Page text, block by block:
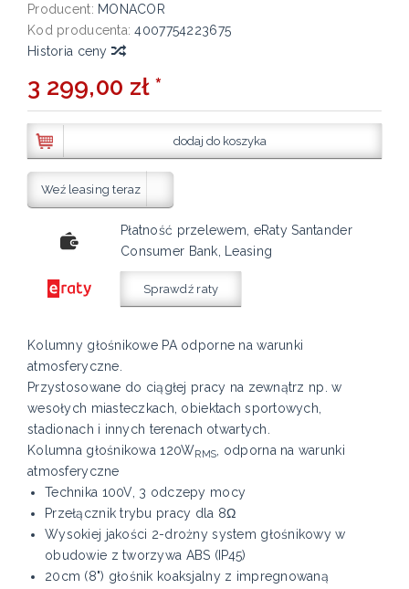
Producent: MONACOR
Kod producenta: 4007754223675
Historia ceny
3 299,00 zł *
dodaj do koszyka
Weź leasing teraz
Płatność przelewem, eRaty Santander
Consumer Bank, Leasing
Sprawdź raty
Kolumny głośnikowe PA odporne na warunki
atmosferyczne.
Przystosowane do ciągłej pracy na zewnątrz np. w
wesołych miasteczkach, obiektach sportowych,
stadionach i innych terenach otwartych.
Kolumna głośnikowa 120WRMS, odporna na warunki
atmosferyczne
Technika 100V, 3 odczepy mocy
Przełącznik trybu pracy dla 8Ω
Wysokiej jakości 2-drożny system głośnikowy w
obudowie z tworzywa ABS (IP45)
20cm (8") głośnik koaksjalny z impregnowaną